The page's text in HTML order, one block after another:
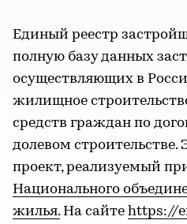
Единый реестр
полную базу данных
осуществляющих в
жилищное
средств граждан по
долевом строительстве.
проект, реализуемый
Национального
жилья.На сайте https://